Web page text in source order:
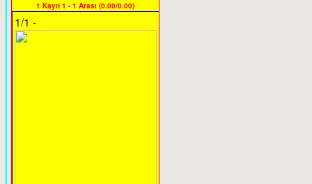
1 Kayıt 1 - 1 Arası (0.00/0.00)
1/1 -